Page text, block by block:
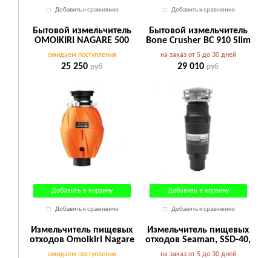
Добавить к сравнению Добавить к сравнению
Бытовой измельчитель
OMOIKIRI NAGARE 500
ожидаем поступления
25 250 руб
Добавить в корзину
Добавить к сравнению
Бытовой измельчитель
Bone Crusher BC 910 Slim
Line
на заказ от 5 до 30 дней
29 010 руб
Добавить в корзину
Добавить к сравнению
Измельчитель пищевых
отходов Omoikiri Nagare
ожидаем поступления
Измельчитель пищевых
отходов Seaman, SSD-40,
с пневмокнопкой
на заказ от 5 до 30 дней